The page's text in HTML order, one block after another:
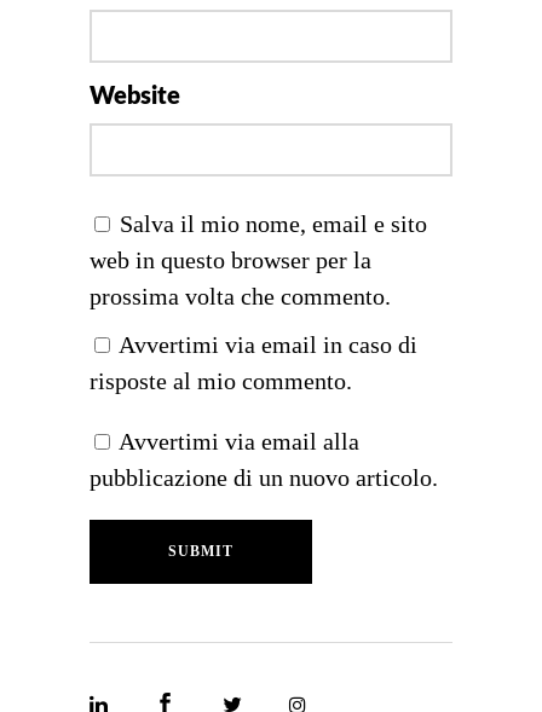
Website
Salva il mio nome, email e sito
web in questo browser per la
prossima volta che commento.
Avvertimi via email in caso di
risposte al mio commento.
Avvertimi via email alla
pubblicazione di un nuovo articolo.
SUBMIT